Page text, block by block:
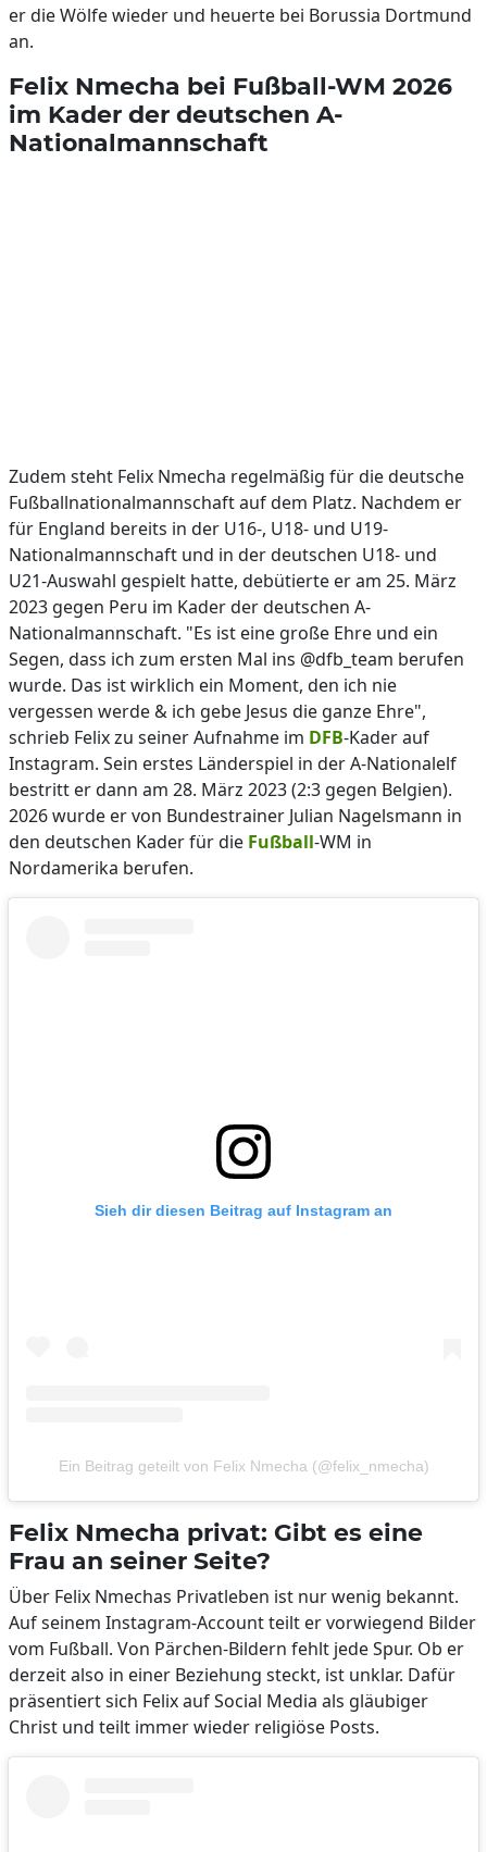
er die Wölfe wieder und heuerte bei Borussia Dortmund
an.
Felix Nmecha bei Fußball-WM 2026
im Kader der deutschen A-
Nationalmannschaft
Zudem steht Felix Nmecha regelmäßig für die deutsche
Fußballnationalmannschaft auf dem Platz. Nachdem er
für England bereits in der U16-, U18- und U19-
Nationalmannschaft und in der deutschen U18- und
U21-Auswahl gespielt hatte, debütierte er am 25. März
2023 gegen Peru im Kader der deutschen A-
Nationalmannschaft. "Es ist eine große Ehre und ein
Segen, dass ich zum ersten Mal ins @dfb_team berufen
wurde. Das ist wirklich ein Moment, den ich nie
vergessen werde & ich gebe Jesus die ganze Ehre",
schrieb Felix zu seiner Aufnahme im DFB-Kader auf
Instagram. Sein erstes Länderspiel in der A-Nationalelf
bestritt er dann am 28. März 2023 (2:3 gegen Belgien).
2026 wurde er von Bundestrainer Julian Nagelsmann in
den deutschen Kader für die Fußball-WM in
Nordamerika berufen.
Sieh dir diesen Beitrag auf Instagram an
Ein Beitrag geteilt von Felix Nmecha (@felix_nmecha)
Felix Nmecha privat: Gibt es eine
Frau an seiner Seite?
Über Felix Nmechas Privatleben ist nur wenig bekannt.
Auf seinem Instagram-Account teilt er vorwiegend Bilder
vom Fußball. Von Pärchen-Bildern fehlt jede Spur. Ob er
derzeit also in einer Beziehung steckt, ist unklar. Dafür
präsentiert sich Felix auf Social Media als gläubiger
Christ und teilt immer wieder religiöse Posts.